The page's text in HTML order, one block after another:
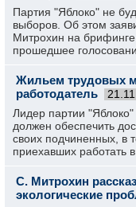
Партия "Яблоко" не
выборов. Об этом
Митрохин на
прошедшее
Жильем трудовых
работодатель
Лидер партии
должен обеспечить
своих подчиненных, в
приехавших работать
С. Митрохин
экологические